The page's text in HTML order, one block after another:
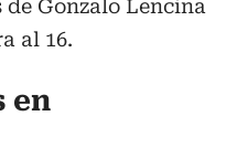
Gonzalo Lencina
al 16.
en